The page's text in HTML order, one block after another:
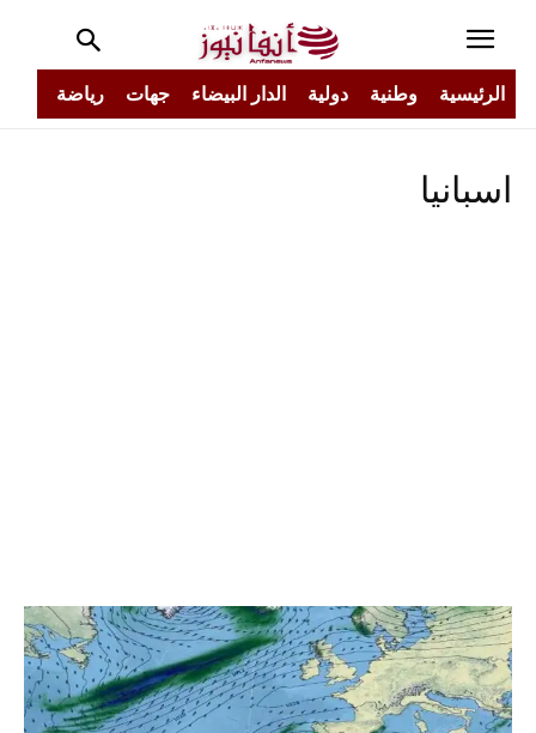
الرئيسية وطنية دولية الدار البيضاء جهات رياضة
اسبانيا